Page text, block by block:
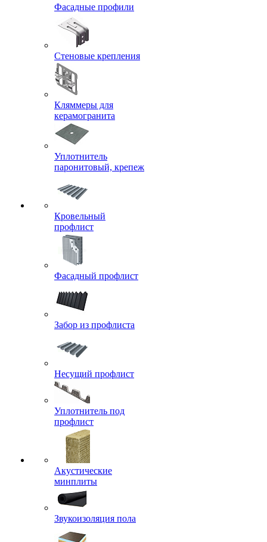
Фасадные профили
Стеновые крепления
Кляммеры для
керамогранита
Уплотнитель
паронитовый, крепеж
Кровельный
профлист
Фасадный профлист
Забор из профлиста
Несущий профлист
Уплотнитель под
профлист
Акустические
минплиты
Звукоизоляция пола